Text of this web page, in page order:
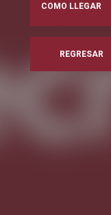
COMO LLEGAR
REGRESAR